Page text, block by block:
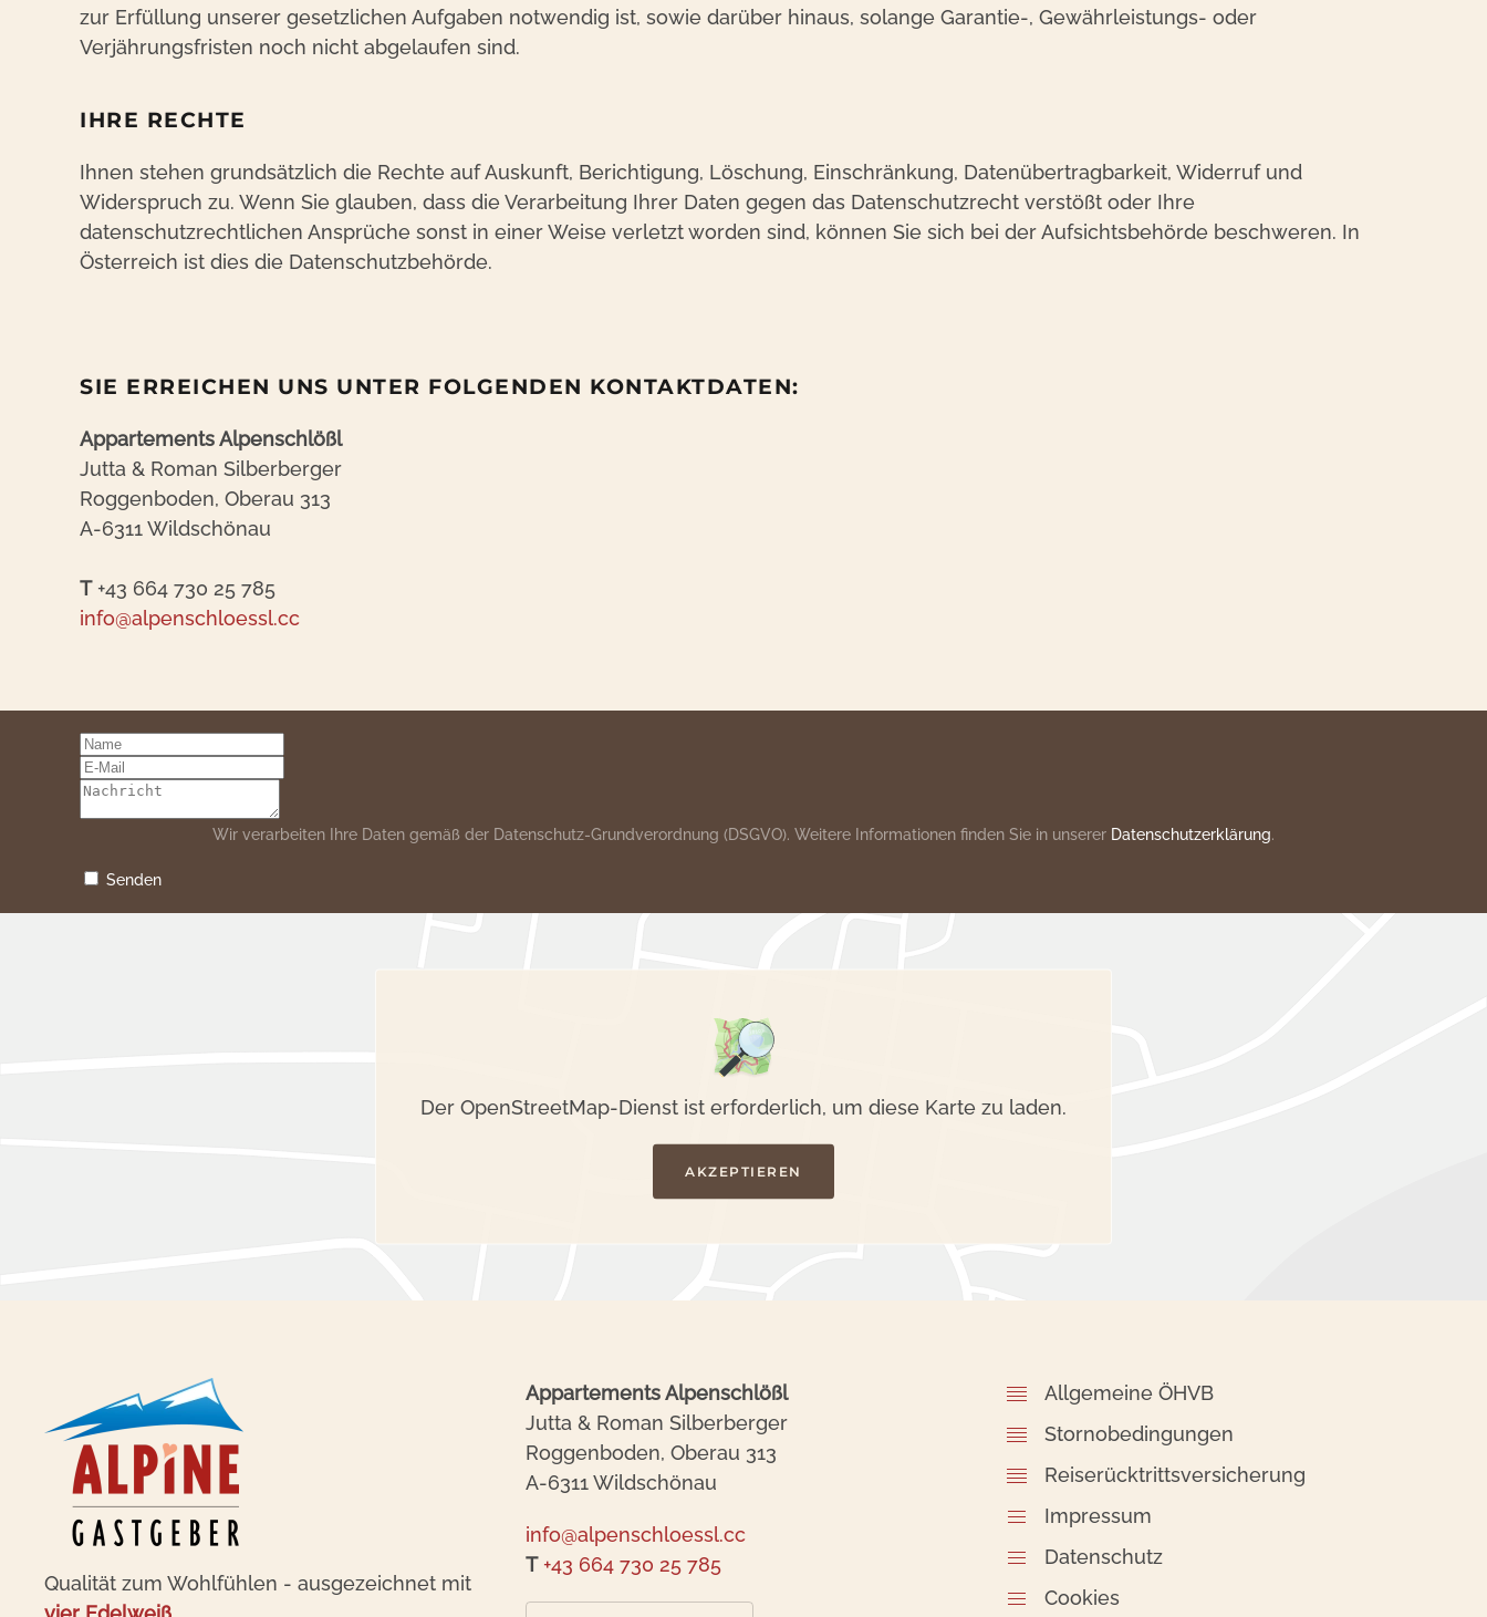
zur Erfüllung unserer gesetzlichen Aufgaben notwendig ist, sowie darüber hinaus, solange Garantie-, Gewährleistungs- oder
Verjährungsfristen noch nicht abgelaufen sind.
IHRE RECHTE
Ihnen stehen grundsätzlich die Rechte auf Auskunft, Berichtigung, Löschung, Einschränkung, Datenübertragbarkeit, Widerruf und
Widerspruch zu. Wenn Sie glauben, dass die Verarbeitung Ihrer Daten gegen das Datenschutzrecht verstößt oder Ihre
datenschutzrechtlichen Ansprüche sonst in einer Weise verletzt worden sind, können Sie sich bei der Aufsichtsbehörde beschweren. In
Österreich ist dies die Datenschutzbehörde.
SIE ERREICHEN UNS UNTER FOLGENDEN KONTAKTDATEN:
Appartements Alpenschlößl
Jutta & Roman Silberberger
Roggenboden, Oberau 313
A-6311 Wildschönau
T+43 664 730 25 785
info@alpenschloessl.cc
Wir verarbeiten Ihre Daten gemäß der Datenschutz-Grundverordnung (DSGVO). Weitere Informationen finden Sie in unserer Datenschutzerklärung.
Senden
Der OpenStreetMap-Dienst ist erforderlich, um diese Karte zu laden.
AKZEPTIEREN
Qualität zum Wohlfühlen - ausgezeichnet mit
Appartements Alpenschlößl
Jutta & Roman Silberberger
Roggenboden, Oberau 313
A-6311 Wildschönau
info@alpenschloessl.cc
T +43 664 730 25 785
Allgemeine ÖHVB
Stornobedingungen
Reiserücktrittsversicherung
Impressum
Datenschutz
Cookies